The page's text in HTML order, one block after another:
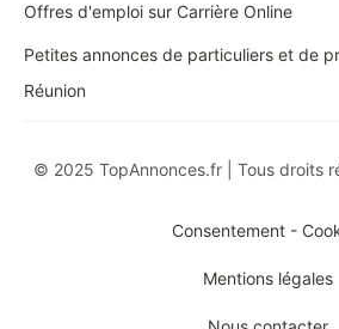
Offres d'emploi sur Carrière Online
Petites annonces de particuliers et de
Réunion
© 2025 TopAnnonces.fr | Tous droits
Consentement -
Mentions légales